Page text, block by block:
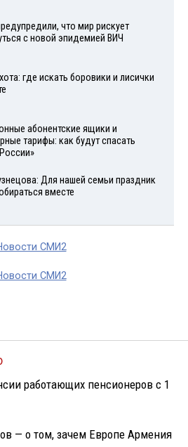
что мир рискует
с новой эпидемией ВИЧ
где искать боровики и лисички
абонентские ящики и
тарифы: как будут спасать
Для нашей семьи праздник
вместе
СМИ2
СМИ2
работающих пенсионеров с 1
— о том, зачем Европе Армения